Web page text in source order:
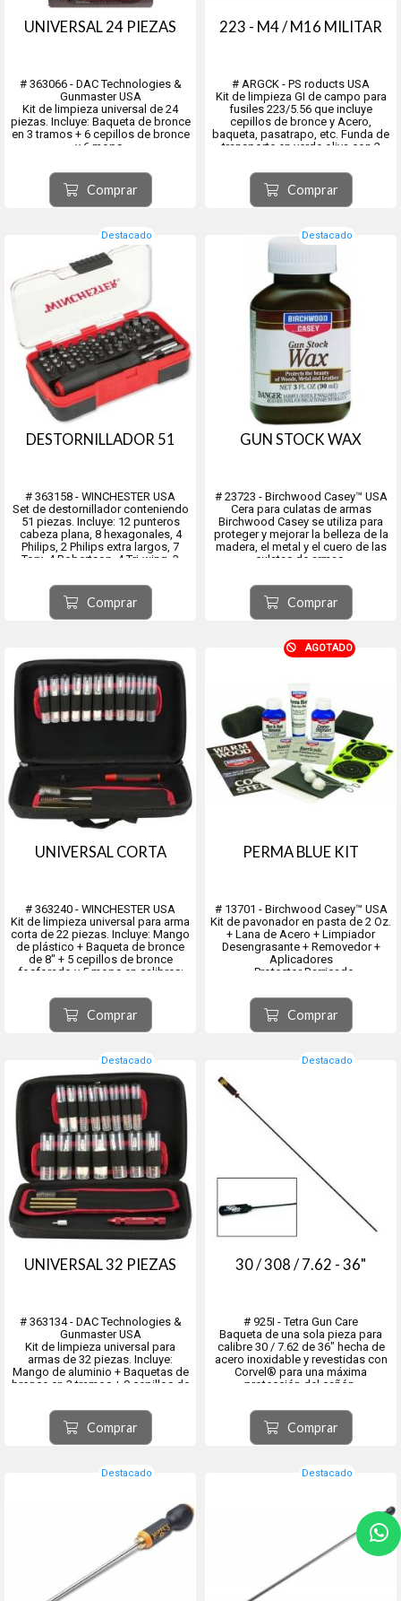
UNIVERSAL 24 PIEZAS
# 363066 - DAC Technologies &
Gunmaster USA
Kit de limpieza universal de 24
piezas. Incluye: Baqueta de bronce
en 3 tramos + 6 cepillos de bronce
y 6 mops.
.30 y .357/.38/.9mm + 4 punteros
plástico en cal. 22, .270/.280, .30 y
.357/.38/.9mm + 2 tips plástico...
Comprar
223 - M4 / M16 MILITAR
# ARGCK - PS roducts USA
Kit de limpieza GI de campo para
fusiles 223/5.56 que incluye
cepillos de bronce y Acero,
baqueta, pasatrapo, etc. Funda de
transporte en verde oliva con 2
Incluye:
- Cepillos de limpieza
- Pasatrapo de bronce
- Cepillo de recámara de bronce y
Comprar
Destacado
DESTORNILLADOR 51
# 363158 - WINCHESTER USA
Set de destornillador conteniendo
51 piezas. Incluye: 12 punteros
cabeza plana, 8 hexagonales, 4
Philips, 2 Philips extra largos, 7
Torx, 4 Robertson, 4 Tri-wing, 3
Presentación en caja de polímero.
Ideal para el despiece de armas.
Comprar
Destacado
GUN STOCK WAX
# 23723 - Birchwood Casey™ USA
Cera para culatas de armas
Birchwood Casey se utiliza para
proteger y mejorar la belleza de la
madera, el metal y el cuero de las
culatas de armas.
combina las cualidades
protectoras y embellecedoras de
la mejor carnuba, cera de abej...
Comprar
UNIVERSAL CORTA
# 363240 - WINCHESTER USA
Kit de limpieza universal para arma
corta de 22 piezas. Incluye: Mango
de plástico + Baqueta de bronce
de 8" + 5 cepillos de bronce
fosforado y 5 mops en calibres:
tips plásticos pasa-trapo + 2
cepillos en nylon y en bronce
fosforado +...
Comprar
AGOTADO
PERMA BLUE KIT
# 13701 - Birchwood Casey™ USA
Kit de pavonador en pasta de 2 Oz.
+ Lana de Acero + Limpiador
Desengrasante + Removedor +
Aplicadores
- Protector Barricade
Proporciona un acabado negro
azulado intenso y profundo a la
mayoría de los aceros, pero no
ennegrece el aluminio, el acero
Comprar
Destacado
UNIVERSAL 32 PIEZAS
# 363134 - DAC Technologies &
Gunmaster USA
Kit de limpieza universal para
armas de 32 piezas. Incluye:
Mango de aluminio + Baquetas de
bronce en 3 tramos + 9 cepillos de
.270/.280, .30, .40, .45,
.357/.38/.9mm, 12, 20, 410 + 5
mops en calibres: .22,
.357/.38/.9m...
Comprar
Destacado
30 / 308 / 7.62 - 36"
# 925I - Tetra Gun Care
Baqueta de una sola pieza para
calibre 30 / 7.62 de 36" hecha de
acero inoxidable y revestidas con
Corvel® para una máxima
protección del cañón,
profesionales están equipadas
con un exclusivo mango Delrin®
con buje atornillado y collar de
latón. ...
Comprar
Destacado Destacado